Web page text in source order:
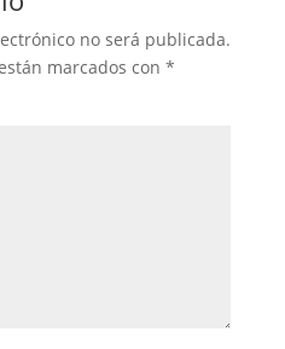
no será publicada.
marcados con *